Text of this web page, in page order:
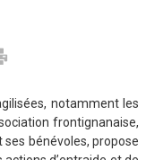
notamment les
frontignanaise,
bénévoles, propose